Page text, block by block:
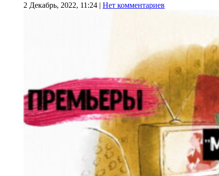
2 Декабрь, 2022, 11:24 | Нет комментариев